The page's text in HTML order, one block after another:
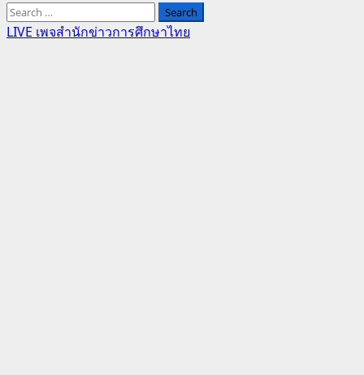
Search
for:
LIVE เพจสำนักข่าวการศึกษาไทย